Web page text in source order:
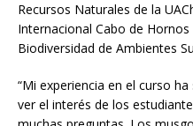
Recursos Naturales de la
Internacional Cabo de
Biodiversidad de Ambientes
“Mi experiencia en el curso
ver el interés de los